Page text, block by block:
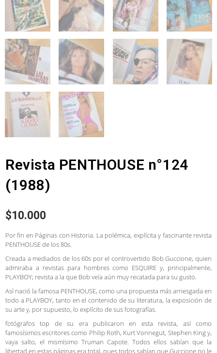
Revista PENTHOUSE n°124
(1988)
$10.000
Por fin en Páginas con Historia. La polémica, explícita y fascinante revista
PENTHOUSE de los 80s.
Creada a mediados de los 60s por el controvertido Bob Guccione, quien
admiraba a revistas para hombres como ESQUIRE y, principalmente,
PLAYBOY; revista a la que Bob veía aún muy recatada para su gusto.
Así nació la famosa PENTHOUSE, como una propuesta más arriesgada en
todo a PLAYBOY, tanto en el contenido de su literatura, la exposición de
su arte y, por supuesto, lo explícito de sus fotografías.
fotógrafos top de su era publicaron en esta revista, así como
famosísimos escritores como Philip Roth, Kurt Vonnegut, Stephen King y,
vaya salto, el mismísimo Truman Capote. Todos ellos sabían que la
libertad en estas páginas era total, pues todos sabían que Guccione no le